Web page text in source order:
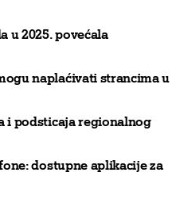
u 2025. povećala
naplaćivati strancima u
i podsticaja regionalnog
dostupne aplikacije za